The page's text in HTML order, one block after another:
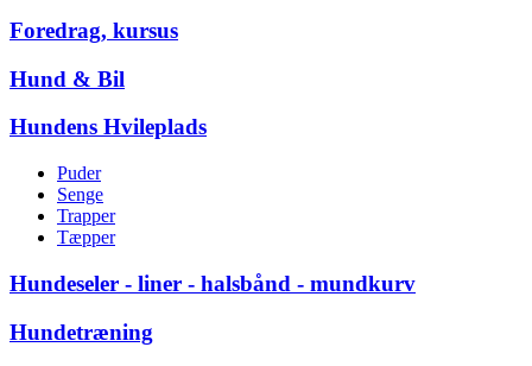
Foredrag, kursus
Hund & Bil
Hundens Hvileplads
Puder
Senge
Trapper
Tæpper
Hundeseler - liner - halsbånd - mundkurv
Hundetræning